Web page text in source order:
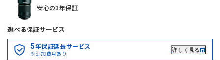
安心の3年保証
選べる保証サービス
5年保証延長サービス
※追加費用あり
詳しく見る